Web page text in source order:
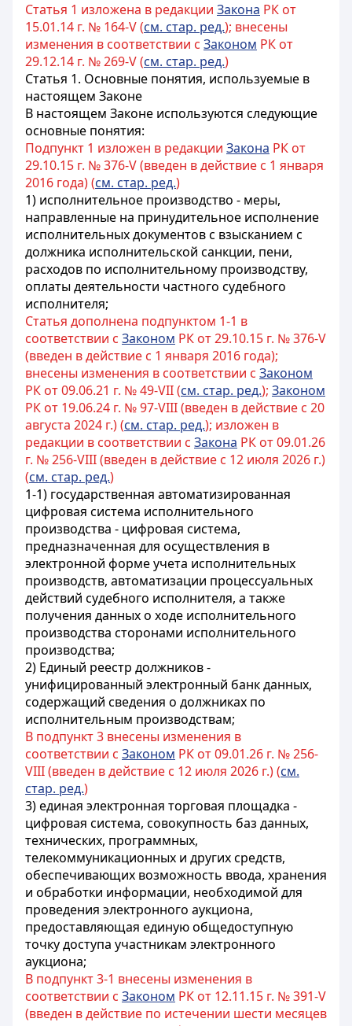
Статья 1 изложена в редакции Закона РК от
15.01.14 г. № 164-V (см. стар. ред.); внесены
изменения в соответствии с Законом РК от
29.12.14 г. № 269-V (см. стар. ред.)
Статья 1. Основные понятия, используемые в
настоящем Законе
В настоящем Законе используются следующие
основные понятия:
Подпункт 1 изложен в редакции Закона РК от
29.10.15 г. № 376-V (введен в действие с 1 января
2016 года) (см. стар. ред.)
1) исполнительное производство - меры,
направленные на принудительное исполнение
исполнительных документов с взысканием с
должника исполнительской санкции, пени,
расходов по исполнительному производству,
оплаты деятельности частного судебного
исполнителя;
Статья дополнена подпунктом 1-1 в
соответствии с Законом РК от 29.10.15 г. № 376-V
(введен в действие с 1 января 2016 года);
внесены изменения в соответствии с Законом
РК от 09.06.21 г. № 49-VII (см. стар. ред.); Законом
РК от 19.06.24 г. № 97-VIII (введен в действие с 20
августа 2024 г.) (см. стар. ред.); изложен в
редакции в соответствии с Закона РК от 09.01.26
г. № 256-VIII (введен в действие с 12 июля 2026 г.)
(см. стар. ред.)
1-1) государственная автоматизированная
цифровая система исполнительного
производства - цифровая система,
предназначенная для осуществления в
электронной форме учета исполнительных
производств, автоматизации процессуальных
действий судебного исполнителя, а также
получения данных о ходе исполнительного
производства сторонами исполнительного
производства;
2) Единый реестр должников -
унифицированный электронный банк данных,
содержащий сведения о должниках по
исполнительным производствам;
В подпункт 3 внесены изменения в
соответствии с Законом РК от 09.01.26 г. № 256-
VIII (введен в действие с 12 июля 2026 г.) (см.
стар. ред.)
3) единая электронная торговая площадка -
цифровая система, совокупность баз данных,
технических, программных,
телекоммуникационных и других средств,
обеспечивающих возможность ввода, хранения
и обработки информации, необходимой для
проведения электронного аукциона,
предоставляющая единую общедоступную
точку доступа участникам электронного
аукциона;
В подпункт 3-1 внесены изменения в
соответствии с Законом РК от 12.11.15 г. № 391-V
(введен в действие по истечении шести месяцев